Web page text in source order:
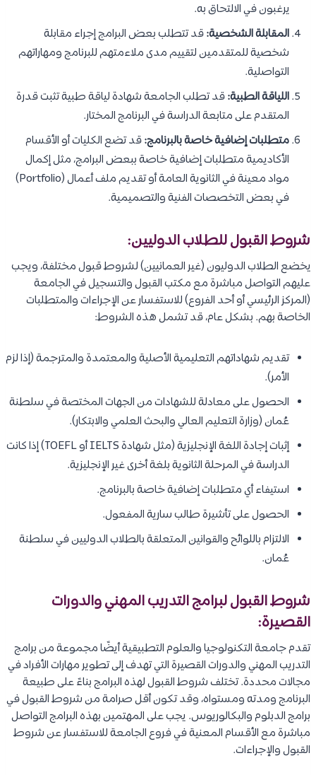
يرغبون في الالتحاق به.
المقابلة الشخصية:قد تتطلب بعض البرامج إجراء مقابلة
شخصية للمتقدمين لتقييم مدى ملاءمتهم للبرنامج ومهاراتهم
التواصلية.
اللياقة الطبية:قد تطلب الجامعة شهادة لياقة طبية تثبت قدرة
المتقدم على متابعة الدراسة في البرنامج المختار.
متطلبات إضافية خاصة بالبرنامج:قد تضع الكليات أو الأقسام
الأكاديمية متطلبات إضافية خاصة ببعض البرامج، مثل إكمال
مواد معينة في الثانوية العامة أو تقديم ملف أعمال (Portfolio)
في بعض التخصصات الفنية والتصميمية.
شروط القبول للطلاب الدوليين:
يخضع الطلاب الدوليون (غير العمانيين) لشروط قبول مختلفة، ويجب
عليهم التواصل مباشرة مع مكتب القبول والتسجيل في الجامعة
(المركز الرئيسي أو أحد الفروع) للاستفسار عن الإجراءات والمتطلبات
الخاصة بهم. بشكل عام، قد تشمل هذه الشروط:
تقديم شهاداتهم التعليمية الأصلية والمعتمدة والمترجمة (إذا لزم
الأمر).
الحصول على معادلة للشهادات من الجهات المختصة في سلطنة
عُمان (وزارة التعليم العالي والبحث العلمي والابتكار).
إثبات إجادة اللغة الإنجليزية (مثل شهادة IELTS أو TOEFL) إذا كانت
الدراسة في المرحلة الثانوية بلغة أخرى غير الإنجليزية.
استيفاء أي متطلبات إضافية خاصة بالبرنامج.
الحصول على تأشيرة طالب سارية المفعول.
الالتزام باللوائح والقوانين المتعلقة بالطلاب الدوليين في سلطنة
عُمان.
شروط القبول لبرامج التدريب المهني والدورات
القصيرة:
تقدم جامعة التكنولوجيا والعلوم التطبيقية أيضًا مجموعة من برامج
التدريب المهني والدورات القصيرة التي تهدف إلى تطوير مهارات الأفراد في
مجالات محددة. تختلف شروط القبول لهذه البرامج بناءً على طبيعة
البرنامج ومدته ومستواه، وقد تكون أقل صرامة من شروط القبول في
برامج الدبلوم والبكالوريوس. يجب على المهتمين بهذه البرامج التواصل
مباشرة مع الأقسام المعنية في فروع الجامعة للاستفسار عن شروط
القبول والإجراءات.